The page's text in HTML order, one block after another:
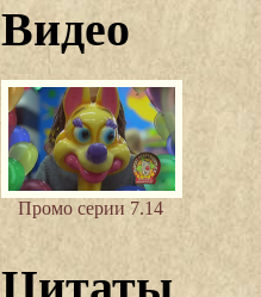
Видео
Промо серии 7.14